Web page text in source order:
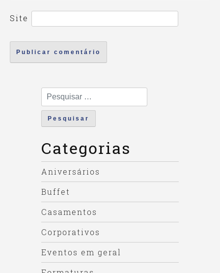
Site
Pesquisar
por:
Categorias
Aniversários
Buffet
Casamentos
Corporativos
Eventos em geral